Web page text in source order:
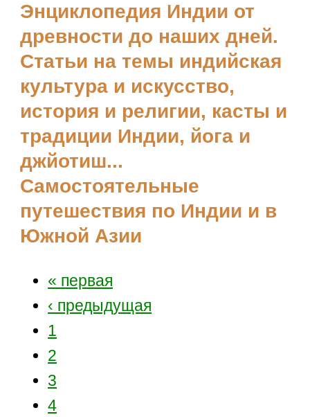
Энциклопедия Индии от
древности до наших дней.
Статьи на темы индийская
культура и искусство,
история и религии, касты и
традиции Индии, йога и
джйотиш...
Самостоятельные
путешествия по Индии и в
Южной Азии
« первая
‹ предыдущая
1
2
3
4